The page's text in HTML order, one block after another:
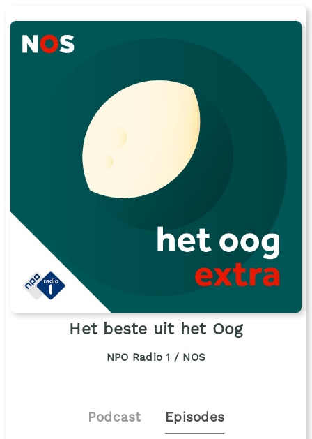
Het beste uit het Oog
NPO Radio 1 / NOS
Podcast Episodes